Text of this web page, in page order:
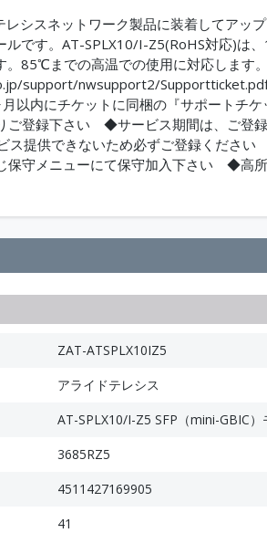
シスネットワーク製品に装着してアッ
ルです。AT-SPLX10/I-Z5(RoHS対応)は
。85℃までの高温での使用に対応します
support/nwsupport2/
内にチケットに同梱の『サポートチケ
ご登録下さい ◆サービス期間は、ご登
ス提供できないため必ずご登録くださ
保守メニューにて保守加入下さい ◆高
ZAT-ATSPLX10IZ5
アライドテレシス
AT-SPLX10/I-Z5 SFP（mini-GBIC）
3685RZ5
4511427169905
41